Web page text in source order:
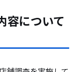
容について